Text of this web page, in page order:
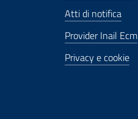
Atti di notifica
Provider Inail Ecm
Privacy e cookie